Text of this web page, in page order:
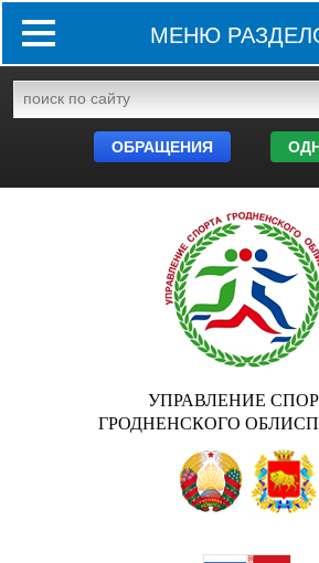
МЕНЮ
ОБРАЩЕНИЯ
УПРАВЛЕНИЕ
ГРОДНЕНСКОГО